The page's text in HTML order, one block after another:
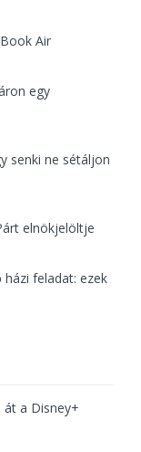
Air
egy
senki ne sétáljon
elnökjelöltje
házi feladat: ezek
át a Disney+